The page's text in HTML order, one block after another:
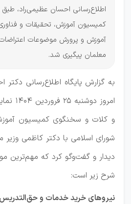
اطلاع‌رسانی احسان عظیمی‌راد،
کمیسیون آموزش، تحقیقات و
آموزش و پرورش موضوعات
معلمان پیگیری شد.
به گزارش پایگاه اطلاع‌رسانی
امروز
و کلات و سخنگوی کمیسیون
شورای اسلامی با دکتر کاظمی
دیدار و گفت‌وگو کرد که مهم‌ترین
شرح زیر است:
نیروهای خرید خدمات و